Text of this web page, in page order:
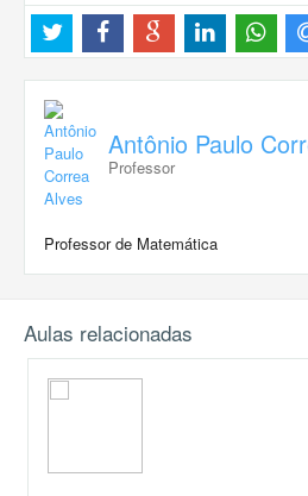
Antônio Paulo
Professor
Professor de Matemática
Aulas relacionadas